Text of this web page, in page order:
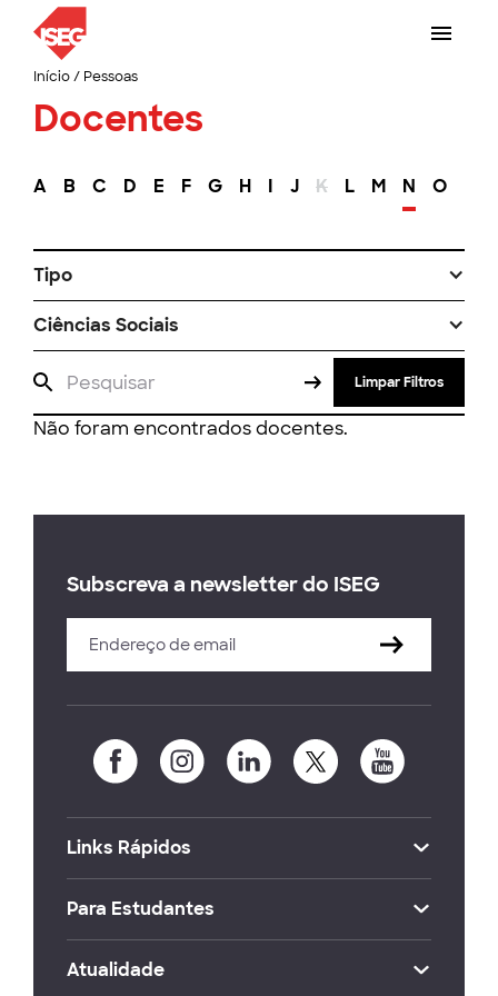
Início/ Pessoas
Docentes
A B C D E F G H I J K L M N O
Tipo
Ciências Sociais
Limpar Filtros
Não foram encontrados docentes.
Subscreva a newsletter do ISEG
Links Rápidos
Para Estudantes
Atualidade